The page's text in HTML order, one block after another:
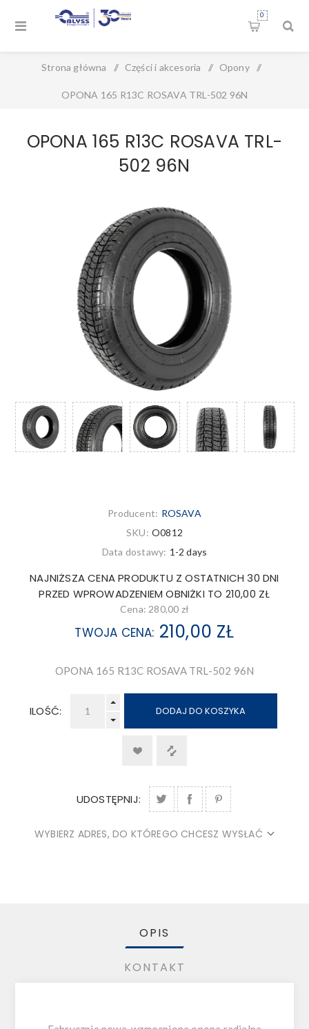
0
Strona główna / Części i akcesoria / Opony /
OPONA 165 R13C ROSAVA TRL-502 96N
OPONA 165 R13C ROSAVA TRL-
502 96N
Producent: ROSAVA
SKU: O0812
Data dostawy: 1-2 days
NAJNIŻSZA CENA PRODUKTU Z OSTATNICH 30 DNI
PRZED WPROWADZENIEM OBNIŻKI TO 210,00 ZŁ
Cena: 280,00 zł
TWOJA CENA: 210,00 ZŁ
OPONA 165 R13C ROSAVA TRL-502 96N
ILOŚĆ: DODAJ DO KOSZYKA
UDOSTĘPNIJ:
WYBIERZ ADRES, DO KTÓREGO CHCESZ WYSŁAĆ
OPIS
KONTAKT